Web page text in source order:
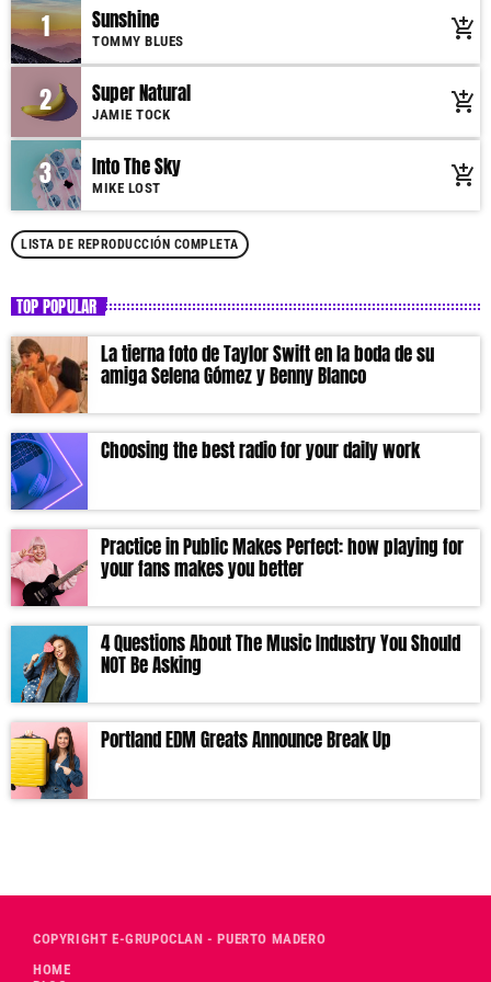
schedule, and you can set automatic carousels of Podcasts, Articles and
Charts by simply choosing a category. Curabitur id lacus felis. Sed justo
mauris, auctor eget tellus nec, pellentesque varius mauris. Sed eu congue
nulla, et tincidunt justo. Aliquam semper faucibus odio id varius.
Suspendisse varius laoreet sodales.
1 Sunshine
TOMMY BLUES add_shopping_cart
2 Super Natural
JAMIE TOCK add_shopping_cart
3 Into The Sky
MIKE LOST add_shopping_cart
LISTA DE REPRODUCCIÓN COMPLETA
TOP POPULAR
La tierna foto de Taylor Swift en la boda de su
amiga Selena Gómez y Benny Blanco
Choosing the best radio for your daily work
Practice in Public Makes Perfect: how playing for
your fans makes you better
4 Questions About The Music Industry You Should
NOT Be Asking
Portland EDM Greats Announce Break Up
COPYRIGHT E-GRUPOCLAN - PUERTO MADERO
HOME